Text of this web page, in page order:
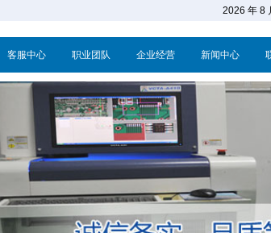
2026 年 8
客服中心 职业团队 企业经营 新闻中心